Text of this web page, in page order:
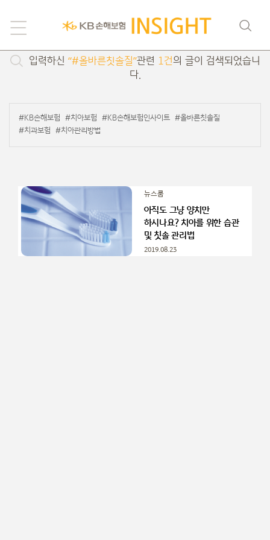
입력하신 “#올바른칫솔질”관련 1건의 글이 검색되었습니
다.
#KB손해보험 #치아보험 #KB손해보험인사이트 #올바른칫솔질
#치과보험 #치아관리방법
뉴스룸
아직도 그냥 양치만
하시나요? 치아를 위한 습관
및 칫솔 관리법
2019.08.23